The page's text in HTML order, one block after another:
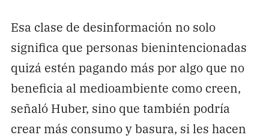
Esa clase de desinformación no solo
significa que personas bienintencionadas
quizá estén pagando más por algo que no
beneficia al medioambiente como creen,
señaló Huber, sino que también podría
crear más consumo y basura, si les hacen